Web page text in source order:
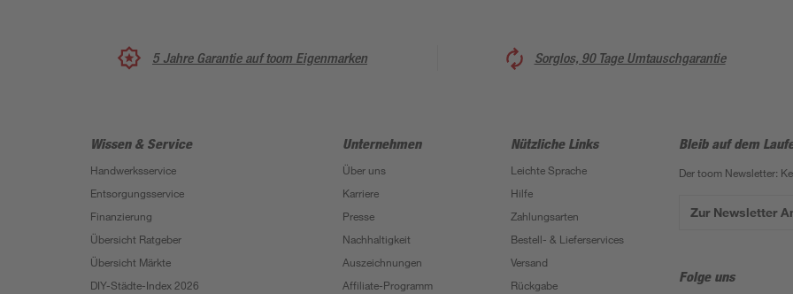
5 Jahre Garantie auf toom Eigenmarken Sorglos, 90 Tage Umtauschgarantie
Wissen & Service
Handwerksservice
Entsorgungsservice
Finanzierung
Übersicht Ratgeber
Übersicht Märkte
DIY-Städte-Index 2026
Unternehmen
Über uns
Karriere
Presse
Nachhaltigkeit
Auszeichnungen
Affiliate-Programm
Nützliche Links
Leichte Sprache
Hilfe
Zahlungsarten
Bestell- & Lieferservices
Versand
Rückgabe
Bleib auf dem
Der toom Newsletter:
Zur Newsletter
Folge uns